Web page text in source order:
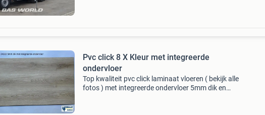
Pvc click 8 X Kleur met integreerde
ondervloer
Top kwaliteit pvc click laminaat vloeren ( bekijk alle
fotos ) met integreerde ondervloer 5mm dik en